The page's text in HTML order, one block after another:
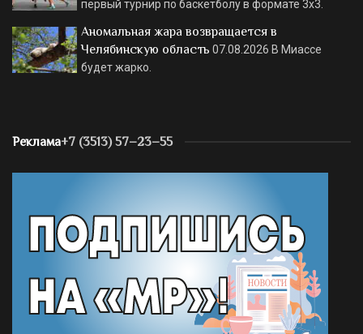
первый турнир по баскетболу в формате 3х3.
Аномальная жара возвращается в
Челябинскую область 07.08.2026 В Миассе
будет жарко.
Реклама+7 (3513) 57–23–55